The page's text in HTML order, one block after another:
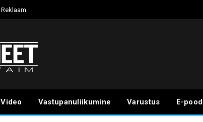
Reklaam
Video Vastupanuliikumine Varustus E-pood